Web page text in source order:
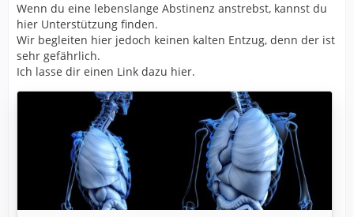
Wenn du eine lebenslange Abstinenz anstrebst, kannst du
hier Unterstützung finden.
Wir begleiten hier jedoch keinen kalten Entzug, denn der ist
sehr gefährlich.
Ich lasse dir einen Link dazu hier.